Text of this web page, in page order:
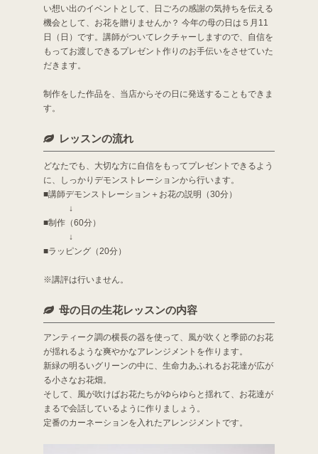
い想い出のイベントとして、日ごろの感謝の気持ちを伝える
機会として、お花を贈りませんか？ 今年の母の日は５月11
日（日）です。講師がついてレクチャーしますので、自信を
もってお渡しできるプレゼント作りのお手伝いをさせていた
だきます。
制作をした作品を、当店からその日に発送することもできま
す。
レッスンの流れ
どなたでも、大切な方に自信をもってプレゼントできるよう
に、しっかりデモンストレーションから行います。
■講師デモンストレーション＋お花の説明（30分）
↓
■制作（60分）
↓
■ラッピング（20分）
※講評は行いません。
母の日の生花レッスンの内容
アンティーク調の横長の器を使って、風が吹くと季節のお花
が揺れるような爽やかなアレンジメントを作ります。
新緑の明るいグリーンの中に、生命力あふれるお花達が広が
る小さなお花畑。
そして、風が吹けばお花たちがゆらゆらと揺れて、お花達が
まるで会話しているように作りましょう。
定番のカーネーションを入れたアレンジメントです。